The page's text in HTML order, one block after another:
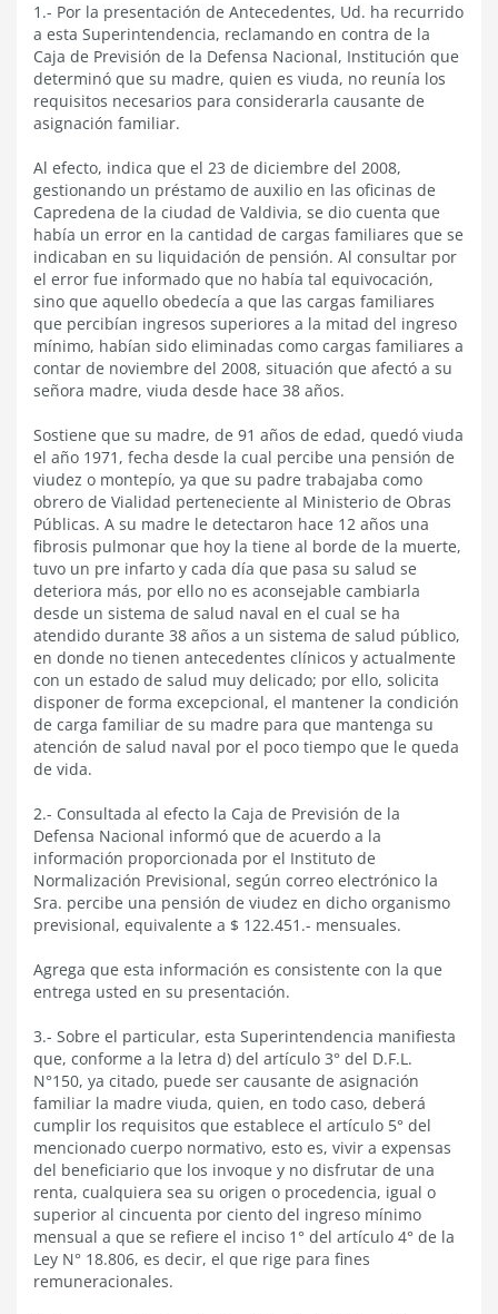
1.- Por la presentación de Antecedentes, Ud. ha recurrido
a esta Superintendencia, reclamando en contra de la
Caja de Previsión de la Defensa Nacional, Institución que
determinó que su madre, quien es viuda, no reunía los
requisitos necesarios para considerarla causante de
asignación familiar.
Al efecto, indica que el 23 de diciembre del 2008,
gestionando un préstamo de auxilio en las oficinas de
Capredena de la ciudad de Valdivia, se dio cuenta que
había un error en la cantidad de cargas familiares que se
indicaban en su liquidación de pensión. Al consultar por
el error fue informado que no había tal equivocación,
sino que aquello obedecía a que las cargas familiares
que percibían ingresos superiores a la mitad del ingreso
mínimo, habían sido eliminadas como cargas familiares a
contar de noviembre del 2008, situación que afectó a su
señora madre, viuda desde hace 38 años.
Sostiene que su madre, de 91 años de edad, quedó viuda
el año 1971, fecha desde la cual percibe una pensión de
viudez o montepío, ya que su padre trabajaba como
obrero de Vialidad perteneciente al Ministerio de Obras
Públicas. A su madre le detectaron hace 12 años una
fibrosis pulmonar que hoy la tiene al borde de la muerte,
tuvo un pre infarto y cada día que pasa su salud se
deteriora más, por ello no es aconsejable cambiarla
desde un sistema de salud naval en el cual se ha
atendido durante 38 años a un sistema de salud público,
en donde no tienen antecedentes clínicos y actualmente
con un estado de salud muy delicado; por ello, solicita
disponer de forma excepcional, el mantener la condición
de carga familiar de su madre para que mantenga su
atención de salud naval por el poco tiempo que le queda
de vida.
2.- Consultada al efecto la Caja de Previsión de la
Defensa Nacional informó que de acuerdo a la
información proporcionada por el Instituto de
Normalización Previsional, según correo electrónico la
Sra. percibe una pensión de viudez en dicho organismo
previsional, equivalente a $ 122.451.- mensuales.
Agrega que esta información es consistente con la que
entrega usted en su presentación.
3.- Sobre el particular, esta Superintendencia manifiesta
que, conforme a la letra d) del artículo 3° del D.F.L.
N°150, ya citado, puede ser causante de asignación
familiar la madre viuda, quien, en todo caso, deberá
cumplir los requisitos que establece el artículo 5° del
mencionado cuerpo normativo, esto es, vivir a expensas
del beneficiario que los invoque y no disfrutar de una
renta, cualquiera sea su origen o procedencia, igual o
superior al cincuenta por ciento del ingreso mínimo
mensual a que se refiere el inciso 1° del artículo 4° de la
Ley N° 18.806, es decir, el que rige para fines
remuneracionales.